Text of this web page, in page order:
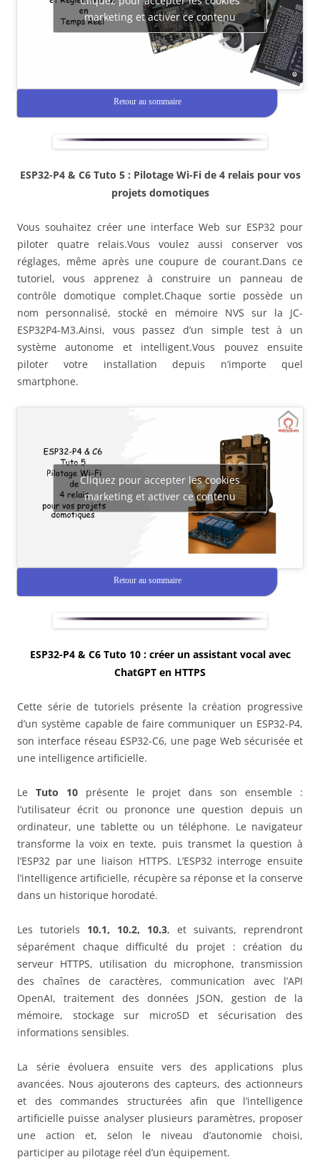
marketing et activer ce contenu
Retour au sommaire
ESP32-P4 & C6 Tuto 5 : Pilotage Wi-Fi de 4 relais pour vos
projets domotiques
Vous souhaitez créer une interface Web sur ESP32 pour
piloter quatre relais.Vous voulez aussi conserver vos
réglages, même après une coupure de courant.Dans ce
tutoriel, vous apprenez à construire un panneau de
contrôle domotique complet.Chaque sortie possède un
nom personnalisé, stocké en mémoire NVS sur la JC-
ESP32P4-M3.Ainsi, vous passez d’un simple test à un
système autonome et intelligent.Vous pouvez ensuite
piloter votre installation depuis n’importe quel
smartphone.
Cliquez pour accepter les cookies
marketing et activer ce contenu
Retour au sommaire
ESP32-P4 & C6 Tuto 10 : créer un assistant vocal avec
ChatGPT en HTTPS
Cette série de tutoriels présente la création progressive
d’un système capable de faire communiquer un ESP32-P4,
son interface réseau ESP32-C6, une page Web sécurisée et
une intelligence artificielle.
Le Tuto 10présente le projet dans son ensemble :
l’utilisateur écrit ou prononce une question depuis un
ordinateur, une tablette ou un téléphone. Le navigateur
transforme la voix en texte, puis transmet la question à
l’ESP32 par une liaison HTTPS. L’ESP32 interroge ensuite
l’intelligence artificielle, récupère sa réponse et la conserve
dans un historique horodaté.
Les tutoriels 10.1, 10.2, 10.3, et suivants, reprendront
séparément chaque difficulté du projet : création du
serveur HTTPS, utilisation du microphone, transmission
des chaînes de caractères, communication avec l’API
OpenAI, traitement des données JSON, gestion de la
mémoire, stockage sur microSD et sécurisation des
informations sensibles.
La série évoluera ensuite vers des applications plus
avancées. Nous ajouterons des capteurs, des actionneurs
et des commandes structurées afin que l’intelligence
artificielle puisse analyser plusieurs paramètres, proposer
une action et, selon le niveau d’autonomie choisi,
participer au pilotage réel d’un équipement.